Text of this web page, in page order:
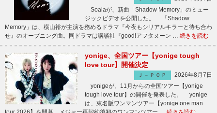
Soalaが、新曲「Shadow Memory」のミュー
ジックビデオを公開した。 「Shadow
Memory」は、横山裕が主演を務めるドラマ『今夜もシリアルキラーと待ち合わ
せ』のオープニング曲。同ドラマは講談社『good!アフタヌーン … 続きを読む
yonige、全国ツアー【yonige tough
love tour】開催決定
Ｊ－ＰＯＰ
2026年8月7日
yonigeが、11月からの全国ツアー【yonige
tough love tour】の開催を発表した。 yonige
は、東名阪ワンマンツアー【yonige one man